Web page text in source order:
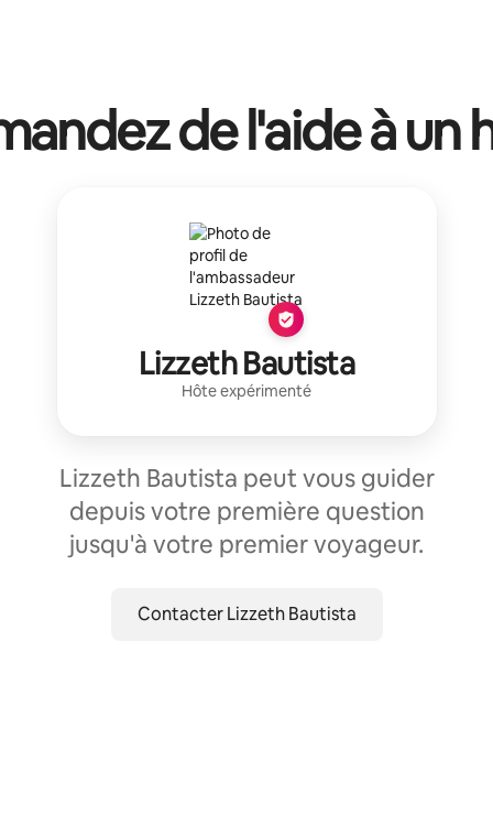
de l'aide à un
Lizzeth Bautista
Hôte expérimenté
Lizzeth Bautista peut vous guider
depuis votre première question
jusqu'à votre premier voyageur.
Contacter Lizzeth Bautista